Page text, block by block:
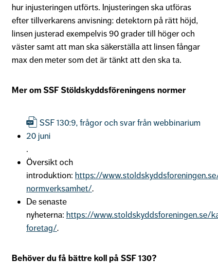
hur injusteringen utförts. Injusteringen ska utföras
efter tillverkarens anvisning: detektorn på rätt höjd,
linsen justerad exempelvis 90 grader till höger och
väster samt att man ska säkerställa att linsen fångar
max den meter som det är tänkt att den ska ta.
Mer om SSF Stöldskyddsföreningens normer
SSF 130:9, frågor och svar från webbinarium
20 juni
.
Översikt och
introduktion: https://
normverksamhet/.
De senaste
nyheterna: https://www.stoldskyddsforeningen.se/
foretag/.
Behöver du få bättre koll på SSF 130?